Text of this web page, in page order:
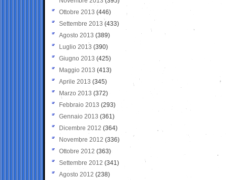
Ottobre 2013 (446)
Settembre 2013 (433)
Agosto 2013 (389)
Luglio 2013 (390)
Giugno 2013 (425)
Maggio 2013 (413)
Aprile 2013 (345)
Marzo 2013 (372)
Febbraio 2013 (293)
Gennaio 2013 (361)
Dicembre 2012 (364)
Novembre 2012 (336)
Ottobre 2012 (363)
Settembre 2012 (341)
Agosto 2012 (238)